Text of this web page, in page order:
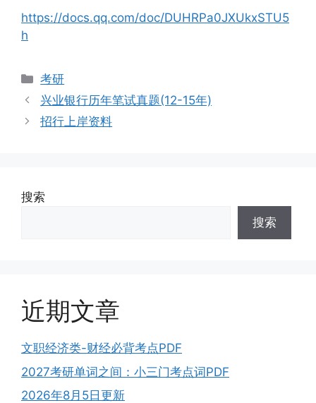
https://docs.qq.com/doc/DUHRPa0JXUkxSTU5
h
分
类
考研
兴业银行历年笔试真题(12-15年)
招行上岸资料
搜索
搜索
近期文章
文职经济类-财经必背考点PDF
2027考研单词之间：小三门考点词PDF
2026年8月5日更新